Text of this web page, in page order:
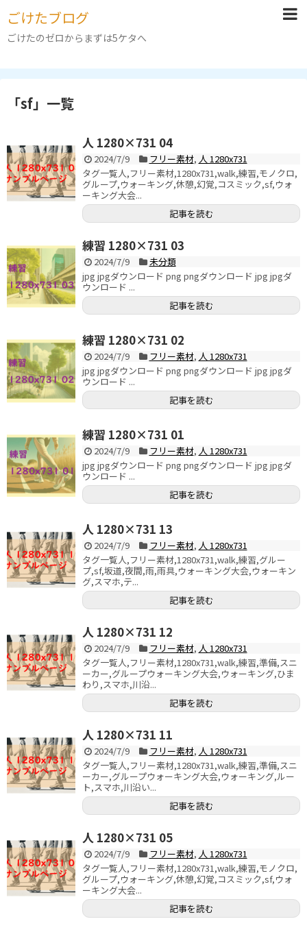
ごけたブログ
ごけたのゼロからまずは5ケタへ
「sf」 一覧
人 1280×731 04
2024/7/9 フリー素材, 人 1280x731
タグ一覧人,フリー素材,1280x731,walk,練習,モノクロ,
グループ,ウォーキング,休憩,幻覚,コスミック,sf,ウォ
ーキング大会...
記事を読む
練習 1280×731 03
2024/7/9
未分類
jpg jpgダウンロード png pngダウンロード jpg jpgダ
ウンロード ...
記事を読む
練習 1280×731 02
2024/7/9 フリー素材, 人 1280x731
jpg jpgダウンロード png pngダウンロード jpg jpgダ
ウンロード ...
記事を読む
練習 1280×731 01
2024/7/9 フリー素材, 人 1280x731
jpg jpgダウンロード png pngダウンロード jpg jpgダ
ウンロード ...
記事を読む
人 1280×731 13
2024/7/9 フリー素材, 人 1280x731
タグ一覧人,フリー素材,1280x731,walk,練習,グルー
プ,sf,坂道,夜間,雨,雨具,ウォーキング大会,ウォーキン
グ,スマホ,テ...
記事を読む
人 1280×731 12
2024/7/9 フリー素材, 人 1280x731
タグ一覧人,フリー素材,1280x731,walk,練習,準備,スニ
ーカー,グループウォーキング大会,ウォーキング,ひま
わり,スマホ,川沿...
記事を読む
人 1280×731 11
2024/7/9 フリー素材, 人 1280x731
タグ一覧人,フリー素材,1280x731,walk,練習,準備,スニ
ーカー,グループウォーキング大会,ウォーキング,ルー
ト,スマホ,川沿い...
記事を読む
人 1280×731 05
2024/7/9 フリー素材, 人 1280x731
タグ一覧人,フリー素材,1280x731,walk,練習,モノクロ,
グループ,ウォーキング,休憩,幻覚,コスミック,sf,ウォ
ーキング大会...
記事を読む